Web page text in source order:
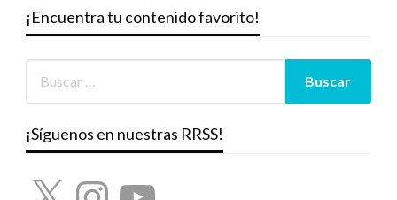
¡Encuentra tu contenido favorito!
¡Síguenos en nuestras RRSS!
X InstagramYouTube